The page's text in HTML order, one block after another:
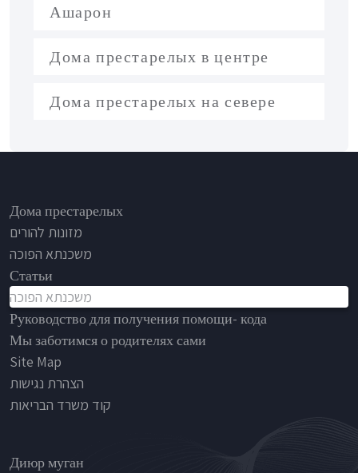
Ашарон
Дома престарелых в центре
Дома престарелых на севере
Footer
Дома престарелых
מזונות להורים
משכנתא הפוכה
Статьи
משכנתא הפוכה
Руководство для получения помощи- кода
Мы заботимся о родителях сами
Site Map
הצהרת נגישות
קוד משרד הבריאות
Nursinghouse type
Диюр муган